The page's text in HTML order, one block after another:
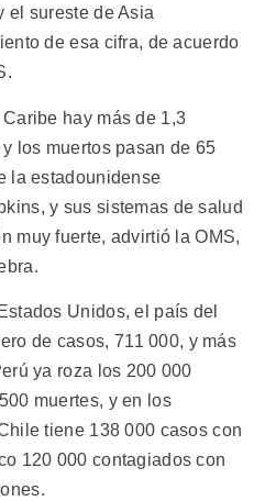
el sureste de Asia
de esa cifra, de acuerdo
hay más de 1,3
los muertos pasan de 65
la estadounidense
y sus sistemas de salud
muy fuerte, advirtió la OMS,
Unidos, el país del
de casos, 711 000, y más
ya roza los 200 000
muertes, y en los
tiene 138 000 casos con
120 000 contagiados con